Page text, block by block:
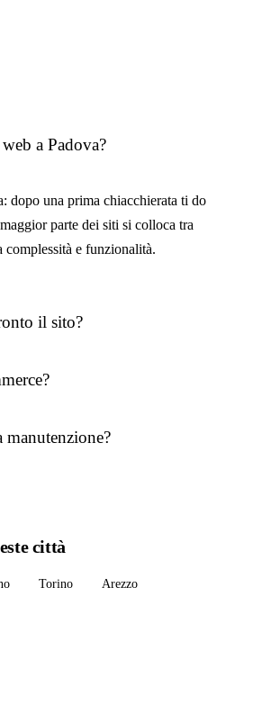
a Padova?
dopo una prima chiacchierata ti do
parte dei siti si colloca tra
complessità e funzionalità.
il sito?
manutenzione?
città
Torino
Arezzo